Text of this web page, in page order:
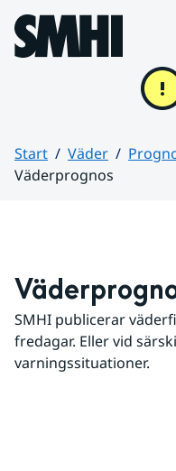
Hoppa till sidans innehåll
Start Väder
Väderprognos
SMHI publicerar
fredagar. Eller vid
varningssituationer.